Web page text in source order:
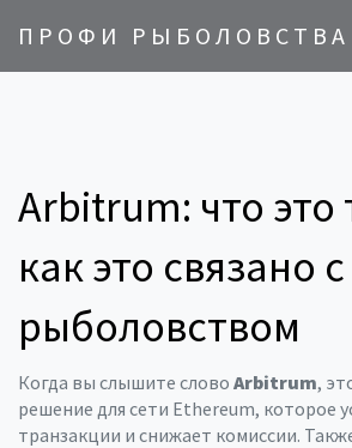
ПРОФИ РЫБОЛОВСТВА
Arbitrum: что это
как это связано с
рыболовством
Когда вы слышите слово Arbitrum,
решение для сети Ethereum, которое
транзакции и снижает комиссии.